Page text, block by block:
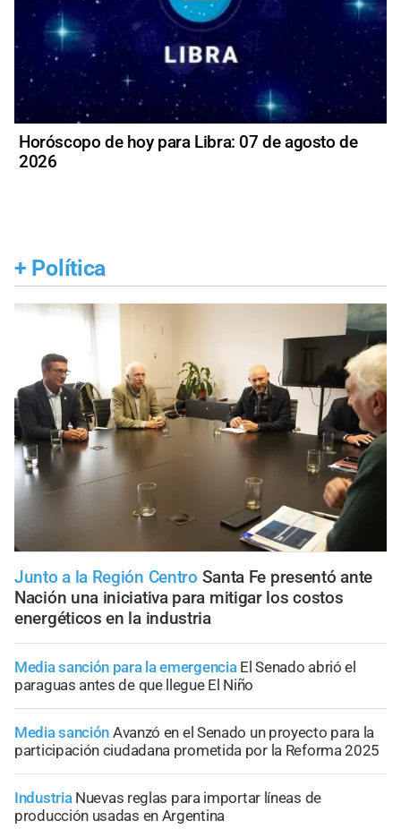
Horóscopo de hoy para Libra: 07 de agosto de
2026
+ Política
Junto a la Región Centro Santa Fe presentó ante
Nación una iniciativa para mitigar los costos
energéticos en la industria
Media sanción para la emergencia El Senado abrió el
paraguas antes de que llegue El Niño
Media sanción Avanzó en el Senado un proyecto para la
participación ciudadana prometida por la Reforma 2025
Industria Nuevas reglas para importar líneas de
producción usadas en Argentina